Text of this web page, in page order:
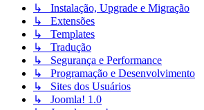
↳ Instalação, Upgrade e Migração
↳ Extensões
↳ Templates
↳ Tradução
↳ Segurança e Performance
↳ Programação e Desenvolvimento
↳ Sites dos Usuários
↳ Joomla! 1.0